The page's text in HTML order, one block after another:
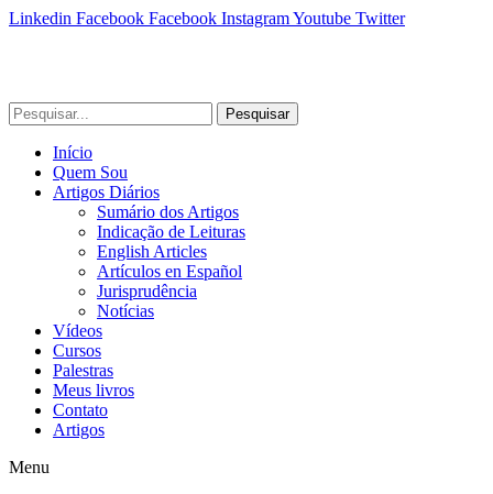
Linkedin Facebook Facebook InstagramYoutube Twitter
Pesquisar
Início
Quem Sou
Artigos Diários
Sumário dos Artigos
Indicação de Leituras
English Articles
Artículos en Español
Jurisprudência
Notícias
Vídeos
Cursos
Palestras
Meus livros
Contato
Artigos
Menu